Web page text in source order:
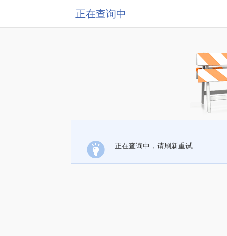
正在查询中
正在查询中，请刷新重试